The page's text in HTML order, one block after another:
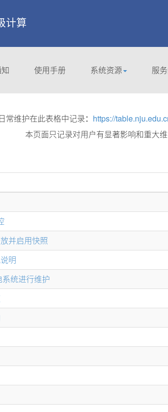
计算
使用手册 系统资源 服
维护在此表格中记录： https://
本页面只记录对用户有显著影响和重大
并启用快照
明
统进行维护